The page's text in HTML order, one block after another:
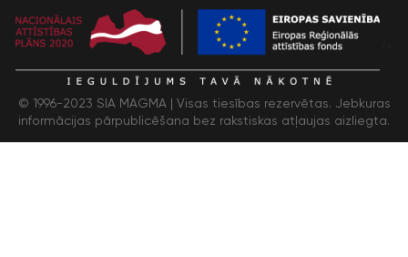
© 1996-2023 SIA MAGMA | Visas tiesības rezervētas. Jebkuras
informācijas pārpublicēšana bez rakstiskas atļaujas aizliegta.